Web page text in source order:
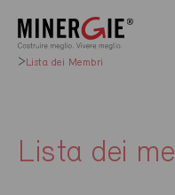
Lista dei Membri
Lista dei